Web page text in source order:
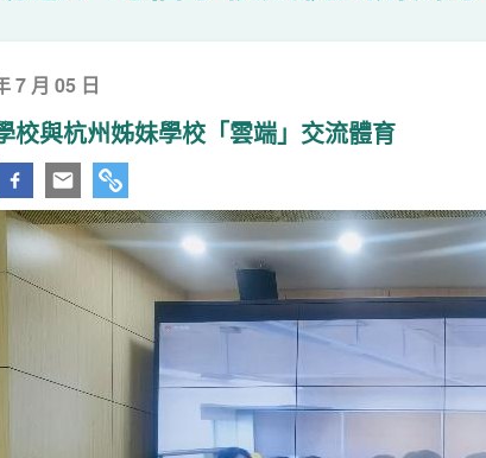
7 月 05 日
校與杭州姊妹學校「雲端」交流體育